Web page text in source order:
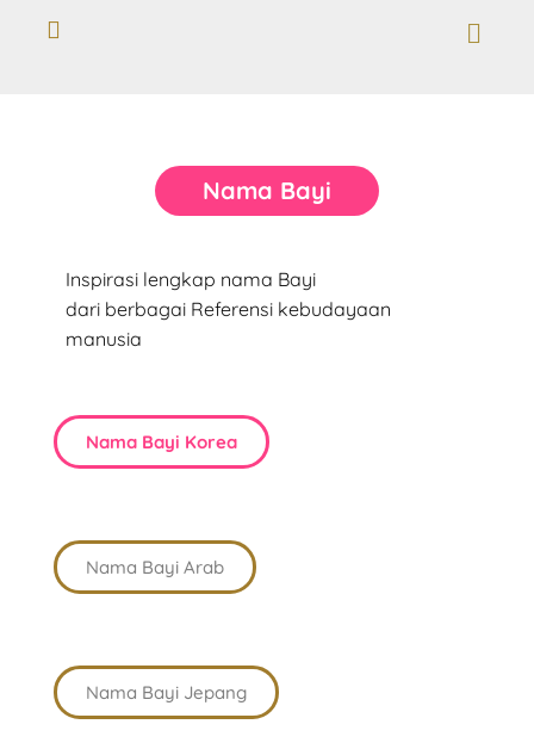
Nama Bayi
Inspirasi lengkap nama Bayi
dari berbagai Referensi kebudayaan
manusia
Nama Bayi Korea
Nama Bayi Arab
Nama Bayi Jepang